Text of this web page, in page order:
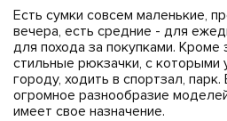
Есть сумки совсем маленькие,
вечера, есть средние - для
для похода за покупками.
стильные рюкзачки, с которыми
городу, ходить в спортзал,
огромное разнообразие
имеет свое назначение.